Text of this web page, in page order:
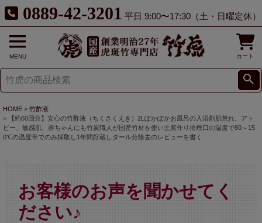
0889-42-3201 平日 9:00〜17:30（土・日曜定休）
MENU カート
HOME
竹酢液
【約60回分】安心の竹酢液（ちくさくえき）2Lぽかぽかお風呂の入浴剤肌荒れ、アト
ピー、敏感肌、赤ちゃんにも竹炭職人が国産竹材を使い土窯作り排煙口の温度で80～15
0℃の温度帯でのみ採取し1年間貯蔵しタール分除去のレビューを書く
お客様のお声を聞かせてく
ださい♪